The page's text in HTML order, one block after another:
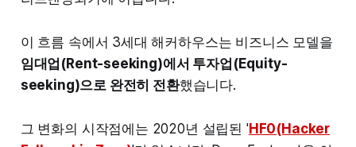
이 흐름 속에서 3세대 해커하우스는 비즈니스 모델을
임대업(Rent-seeking)에서 투자업(Equity-
seeking)으로 완전히 전환했습니다.
그 변화의 시작점에는 2020년 설립된 'HF0(Hacker